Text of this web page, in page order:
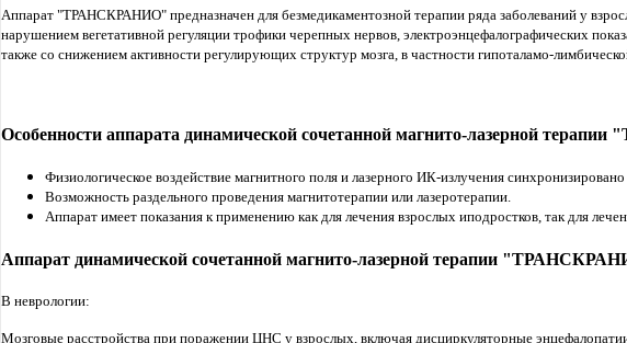
Аппарат "ТРАНСКРАНИО" предназначен для безмедикаментозной терапии ряда заболеваний у
нарушением вегетативной регуляции трофики черепных нервов, электроэнцефалографических
также со снижением активности регулирующих структур мозга, в частности гипоталамо-
Особенности аппарата динамической сочетанной магнито-лазерной
Физиологическое воздействие магнитного поля и лазерного ИК-излучения
Возможность раздельного проведения магнитотерапии или лазеротерапии.
Аппарат имеет показания к применению как для лечения взрослых иподростков, так для
Аппарат динамической сочетанной магнито-лазерной терапии
В неврологии:
Мозговые расстройства при поражении ЦНС у взрослых, включая дисциркуляторные